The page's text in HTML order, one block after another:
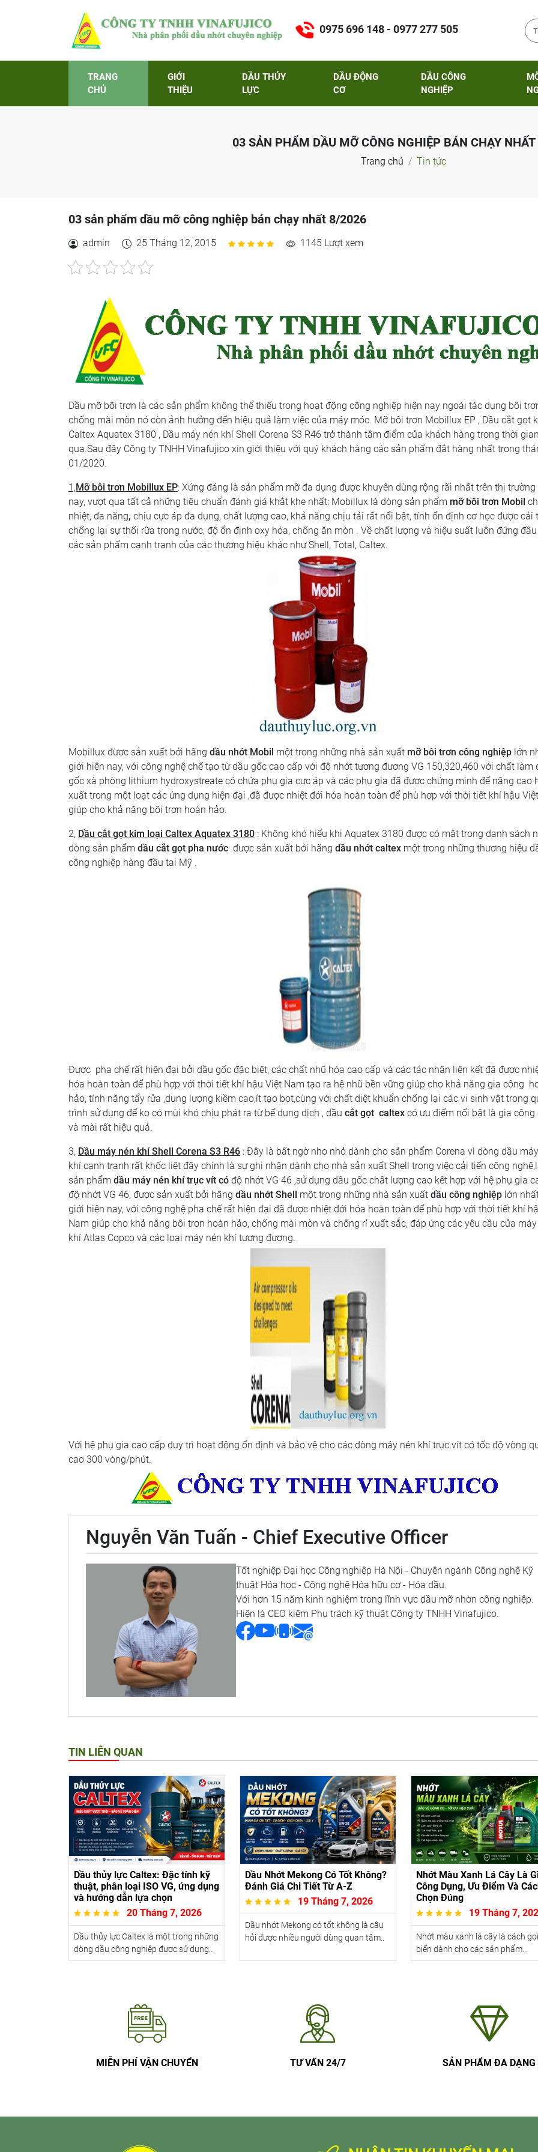
0975 696 148 - 0977 277 505
TRANG
CHỦ
GIỚI
THIỆU
DẦU THỦY
LỰC
DẦU ĐỘNG
CƠ
DẦU CÔNG
NGHIỆP
03 SẢN PHẨM DẦU MỠ CÔNG NGHIỆP BÁN CHẠY
Trang chủ Tin tức
03 sản phẩm dầu mỡ công nghiệp bán chạy nhất 8/2026
admin 25 Tháng 12, 2015 1145 Lượt xem
Dầu mỡ bôi trơn là các sản phẩm không thể thiếu trong hoạt động công nghiệp hiện nay ngoài tác dụng bôi
chống mài mòn nó còn ảnh hưởng đến hiệu quả làm việc của máy móc. Mỡ bôi trơn Mobillux EP , Dầu cắt gọt
Caltex Aquatex 3180 , Dầu máy nén khí Shell Corena S3 R46 trở thành tâm điểm của khách hàng trong thời
qua.Sau đây Công ty TNHH Vinafujico xin giới thiệu với quý khách hàng các sản phẩm đắt hàng nhất trong
01/2020.
1,Mỡ bôi trơn Mobillux EP: Xứng đáng là sản phẩm mỡ đa dụng được khuyên dùng rộng rãi nhất trên thị trường
nay, vượt qua tất cả những tiêu chuẩn đánh giá khắt khe nhất: Mobillux là dòng sản phẩm mỡ bôi trơn Mobil
nhiệt, đa năng, chịu cực áp đa dụng, chất lượng cao, khả năng chịu tải rất nổi bật, tính ổn định cơ học được cải
chống lại sự thối rữa trong nước, độ ổn định oxy hóa, chống ăn mòn . Về chất lượng và hiệu suất luôn đứng
các sản phẩm cạnh tranh của các thương hiệu khác như Shell, Total, Caltex.
Mobillux được sản xuất bởi hãng dầu nhớt Mobil một trong những nhà sản xuất mỡ bôi trơn công nghiệp lớn
giới hiện nay, với công nghệ chế tạo từ dầu gốc cao cấp với độ nhớt tương đương VG 150,320,460 với chất làm
gốc xà phòng lithium hydroxystreate có chứa phụ gia cực áp và các phụ gia đã được chứng minh để nâng cao
xuất trong một loạt các ứng dụng hiện đại ,đã được nhiệt đới hóa hoàn toàn để phù hợp với thời tiết khí hậu
giúp cho khả năng bôi trơn hoàn hảo.
2, Dầu cắt gọt kim loại Caltex Aquatex 3180 : Không khó hiểu khi Aquatex 3180 được có mặt trong danh sách
dòng sản phẩm dầu cắt gọt pha nước được sản xuất bởi hãng dầu nhớt caltex một trong những thương hiệu
công nghiệp hàng đầu tai Mỹ .
Được pha chế rất hiện đại bởi dầu gốc đặc biệt, các chất nhũ hóa cao cấp và các tác nhân liên kết đã được
hóa hoàn toàn để phù hợp với thời tiết khí hậu Việt Nam tạo ra hệ nhũ bền vững giúp cho khả năng gia công
hảo, tính năng tẩy rửa ,dung lượng kiềm cao,ít tạo bọt,cùng với chất diệt khuẩn chống lại các vi sinh vật trong
trình sử dụng để ko có mùi khó chịu phát ra từ bể dung dịch , dầu cắt gọt caltex có ưu điểm nổi bật là gia công
và mài rất hiệu quả.
3, Dầu máy nén khí Shell Corena S3 R46 : Đây là bất ngờ nho nhỏ dành cho sản phẩm Corena vì dòng dầu
khí cạnh tranh rất khốc liệt đây chính là sự ghi nhận dành cho nhà sản xuất Shell trong việc cải tiến công
sản phẩm dầu máy nén khí trục vít có độ nhớt VG 46 ,sử dụng dầu gốc chất lượng cao kết hợp với hệ phụ gia
độ nhớt VG 46, được sản xuất bởi hãng dầu nhớt Shell một trong những nhà sản xuất dầu công nghiệp lớn
giới hiện nay, với công nghệ pha chế rất hiện đại đã được nhiệt đới hóa hoàn toàn để phù hợp với thời tiết khí
Nam giúp cho khả năng bôi trơn hoàn hảo, chống mài mòn và chống rỉ xuất sắc, đáp ứng các yêu cầu của
khí Atlas Copco và các loại máy nén khí tương đương.
Với hệ phụ gia cao cấp duy trì hoạt động ổn định và bảo vệ cho các dòng máy nén khí trục vít có tốc độ vòng
cao 300 vòng/phút.
Nguyễn Văn Tuấn - Chief Executive Officer
Tốt nghiệp Đại học Công nghiệp Hà Nội - Chuyên ngành Công nghệ Kỹ
thuật Hóa học - Công nghệ Hóa hữu cơ - Hóa dầu.
Với hơn 15 năm kinh nghiệm trong lĩnh vực dầu mỡ nhờn công nghiệp.
Hiện là CEO kiêm Phụ trách kỹ thuật Công ty TNHH Vinafujico.
TIN LIÊN QUAN
Dầu thủy lực Caltex: Đặc tính kỹ
thuật, phân loại ISO VG, ứng dụng
và hướng dẫn lựa chọn
20 Tháng 7, 2026
Dầu thủy lực Caltex là một trong những
dòng dầu công nghiệp được sử dụng..
Dầu Nhớt Mekong Có Tốt Không?
Đánh Giá Chi Tiết Từ A-Z
19 Tháng 7, 2026
Dầu nhớt Mekong có tốt không là câu
hỏi được nhiều người dùng quan tâm..
Nhớt Màu Xanh Lá Cây Là
Công Dụng, Ưu Điểm Và
Chọn Đúng
19 Tháng 7,
Nhớt màu xanh lá cây là cách
biến dành cho các sản phẩm..
MIỄN PHÍ VẬN CHUYỂN TƯ VẤN 24/7 SẢN PHẨM ĐA DẠNG